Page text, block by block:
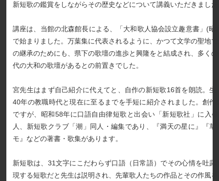
新短歌の鑑賞をしながらその歴史などについて講義いただきまし
講座は、当館の北森館長による、「大和歌人協会設立趣意書」(
で始まりました。万葉集に代表されるように、かつて文学の聖地
の継承のためにも、県下の歌壇の進歩と興隆をと結成され、多く
代の大和の歌壇があるとの前置きでした。
宮先生はまず自己紹介に代えてと、自作の新短歌16首を朗読。
40年の教職時代と現在に至るまでを手短に紹介されました。創
ですが、昭和58年に口語自由律短歌と出会い「新短歌社」に入
人、新短歌クラブ「潮」同人・編集であり、『満天の星に』『
モ』などの著書・歌集があります。
新短歌は、31文字にこだわらず口語（日常語）でその心情を吐
現する短歌だと先生は説明され、先輩歌人たちの作品とその作風